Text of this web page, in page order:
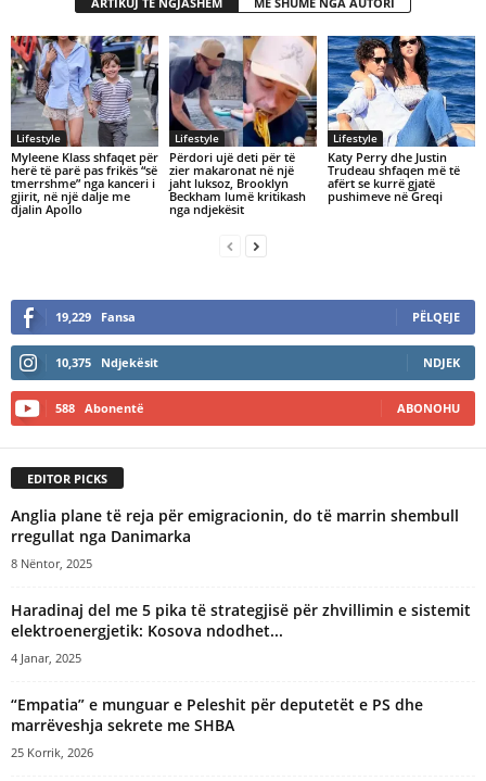
Lifestyle
Myleene Klass shfaqet për
herë të parë pas frikës “së
tmerrshme” nga kanceri i
gjirit, në një dalje me
djalin Apollo
Lifestyle
Përdori ujë deti për të
zier makaronat në një
jaht luksoz, Brooklyn
Beckham lumë kritikash
nga ndjekësit
Lifestyle
Katy Perry dhe Justin
Trudeau shfaqen më të
afërt se kurrë gjatë
pushimeve në Greqi
19,229 Fansa PËLQEJE
10,375 Ndjekësit NDJEK
588 Abonentë ABONOHU
EDITOR PICKS
Anglia plane të reja për emigracionin, do të marrin shembull
rregullat nga Danimarka
8 Nëntor, 2025
Haradinaj del me 5 pika të strategjisë për zhvillimin e sistemit
elektroenergjetik: Kosova ndodhet...
4 Janar, 2025
“Empatia” e munguar e Peleshit për deputetët e PS dhe
marrëveshja sekrete me SHBA
25 Korrik, 2026